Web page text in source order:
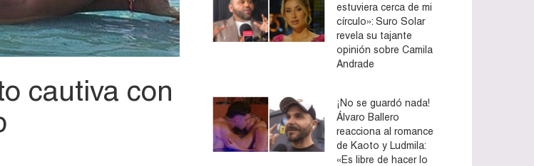
cautiva con
estuviera cerca de mi
círculo»: Suro Solar
revela su tajante
opinión sobre Camila
Andrade
¡No se guardó nada!
Álvaro Ballero
reacciona al romance
de Kaoto y Ludmila:
«Es libre de hacer lo